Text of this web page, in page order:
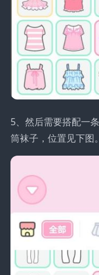
5、然后需要搭配一
筒袜子，位置见下图。